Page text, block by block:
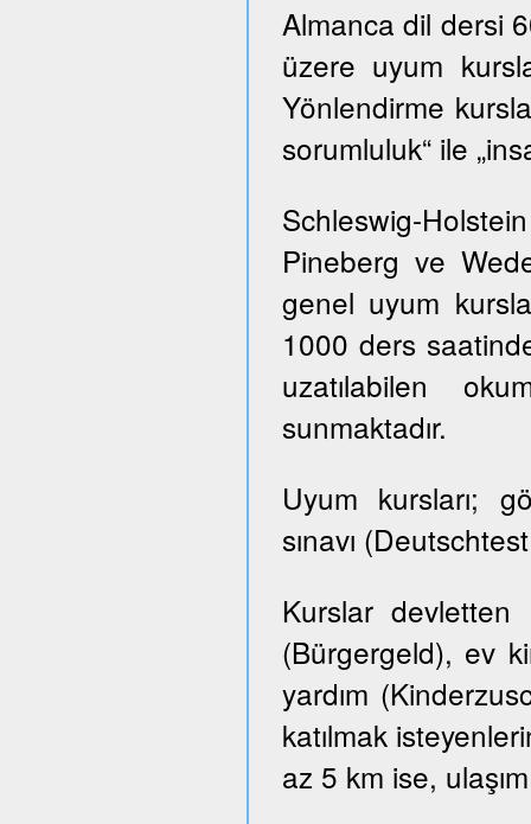
Almanca dil dersi
üzere uyum
Yönlendirme
sorumluluk“ ile
Schleswig-
Pineberg ve
genel uyum
1000 ders
uzatılabilen
sunmaktadır.
Uyum kursları;
sınavı
Kurslar
(Bürgergeld), ev
yardım
katılmak
az 5 km ise,